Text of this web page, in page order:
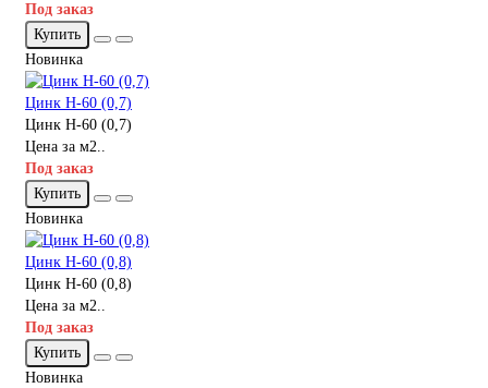
Под заказ
Купить
Новинка
Цинк Н-60 (0,7)
Цинк Н-60 (0,7)
Цена за м2..
Под заказ
Купить
Новинка
Цинк Н-60 (0,8)
Цинк Н-60 (0,8)
Цена за м2..
Под заказ
Купить
Новинка